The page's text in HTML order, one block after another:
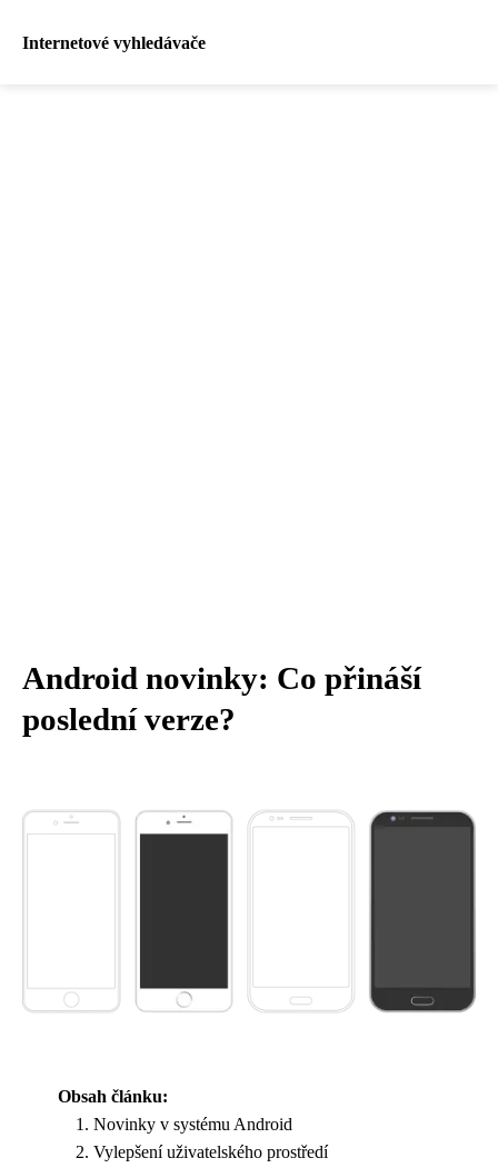
Internetové vyhledávače
Android novinky: Co přináší
poslední verze?
Obsah článku:
Novinky v systému Android
Vylepšení uživatelského prostředí